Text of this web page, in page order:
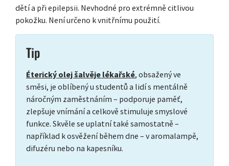
dětí a při epilepsii. Nevhodné pro extrémně citlivou
pokožku. Není určeno k vnitřnímu použití.
Tip
Éterický olej šalvěje lékařské, obsažený ve
směsi, je oblíbený u studentů a lidí s mentálně
náročným zaměstnáním – podporuje paměť,
zlepšuje vnímání a celkově stimuluje smyslové
funkce. Skvěle se uplatní také samostatně –
například k osvěžení během dne – v aromalampě,
difuzéru nebo na kapesníku.